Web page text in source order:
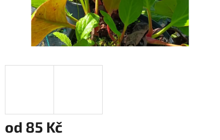
od 85 Kč